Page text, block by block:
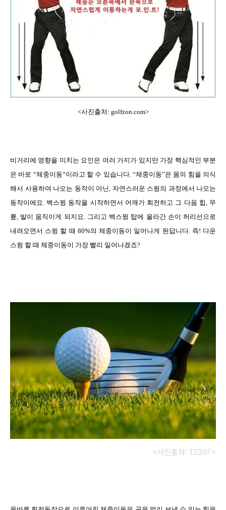
<사진출처: golfzon.com>
비거리에 영향을 미치는 요인은 여러 가지가 있지만 가장 핵심적인 부분
은 바로 “체중이동”이라고 할 수 있습니다. “체중이동”은 몸의 힘을 의식
해서 사용하여 나오는 동작이 아닌 자연스러운 스윙의 과정에서 나오는
동작이에요
백스윙 동작을 시작하면서 어깨가 회전하고 그 다음 힙
무
릎 발이 움직이게 되지요
그리고 백스윙 탑에 올라간 손이 허리선으로
내려오면서 스윙 할 때 80%의 체중이동이 일어나게 된답니다. 즉! 다운
스윙 할 때 체중이동이 가장 빨리 일어나겠죠?
<사진출처: 123RF>